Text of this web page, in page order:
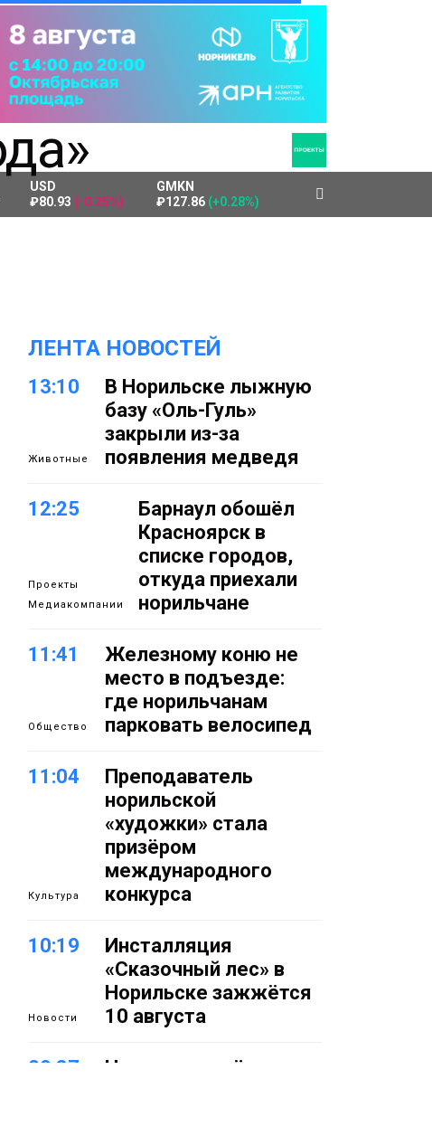
USD
₽80.93 (-0.25%)
GMKN
₽127.86 (+0.28%)
ЛЕНТА НОВОСТЕЙ
13:10
Животные
В Норильске лыжную
базу «Оль-Гуль»
закрыли из-за
появления медведя
12:25
Проекты
Медиакомпании
Барнаул обошёл
Красноярск в
списке городов,
откуда приехали
норильчане
11:41
Общество
Железному коню не
место в подъезде:
где норильчанам
парковать велосипед
11:04
Культура
Преподаватель
норильской
«художки» стала
призёром
международного
конкурса
10:19
Новости
Инсталляция
«Сказочный лес» в
Норильске зажжётся
10 августа
09:37
Норильск зовёт на